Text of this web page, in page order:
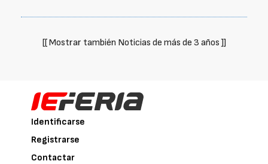
[[ Mostrar también Noticias de más de 3 años ]]
Identificarse
Registrarse
Contactar